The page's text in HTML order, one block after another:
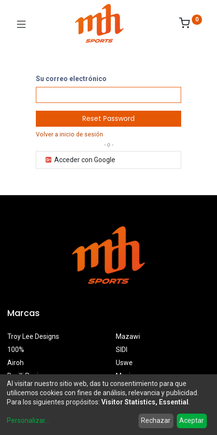
Wishlist Account
0
Su correo electrónico
Reset Password
Volver a inicio de sesión
- o -
Acceder con Google
Marcas
Troy Lee Designs
100%
Airoh
Borilli Racing
Mazawi
SIDI
Uswe
Maxima
MDH Sports
Prolongación Mariano Otero 2929-A, Santa Ana Tepetitlán
Al visitar nuestro sitio web, das tu consentimiento para que
utilicemos cookies con fines de análisis, relevancia y publicidad.
Para los siguientes propósitos: Visitor Statistics, Essential
Personalizar... Rechazar Aceptar